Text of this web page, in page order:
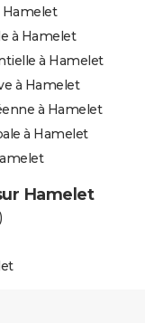
Hamelet
à Hamelet
à Hamelet
à Hamelet
à Hamelet
à Hamelet
Hamelet